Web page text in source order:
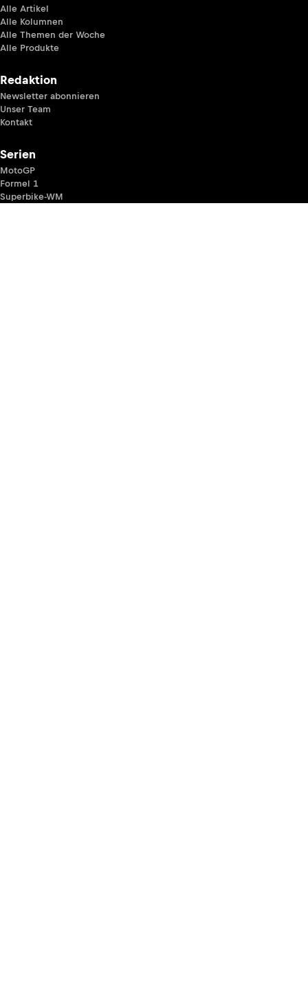
Alle Artikel
Alle Kolumnen
Alle Themen der Woche
Alle Produkte
Redaktion
Newsletter abonnieren
Unser Team
Kontakt
Serien
MotoGP
Formel 1
Superbike-WM